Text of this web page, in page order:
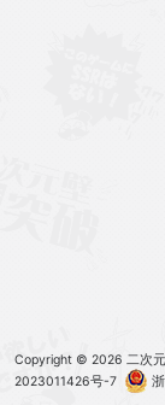
Copyright © 2026 二次
2023011426号-7